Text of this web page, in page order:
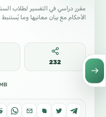
مقرر دراسي في التفسير لطلاب
الأحكام مع بيان معانيها وما
232